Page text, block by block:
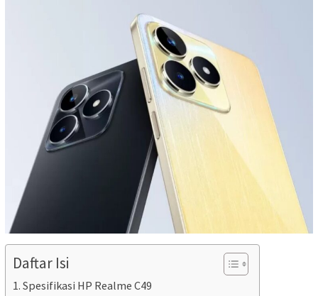
Daftar Isi
Spesifikasi HP Realme C49